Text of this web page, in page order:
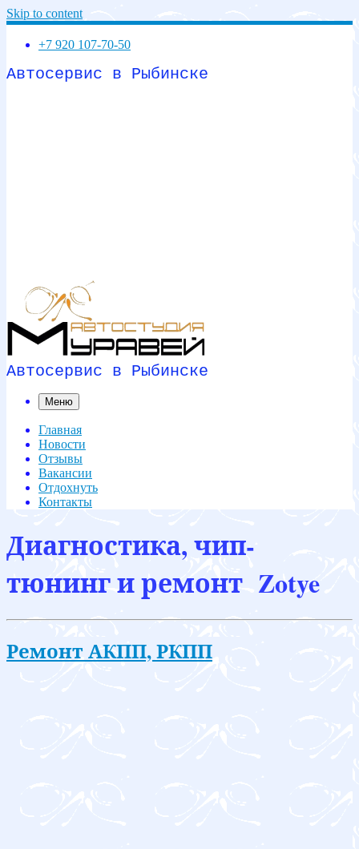
Skip to content
+7 920 107-70-50
Автосервис в Рыбинске
Автосервис в Рыбинске
Меню
Главная
Новости
Отзывы
Вакансии
Отдохнуть
Контакты
Диагностика, чип-
тюнинг и ремонт Zotye
Ремонт АКПП, РКПП